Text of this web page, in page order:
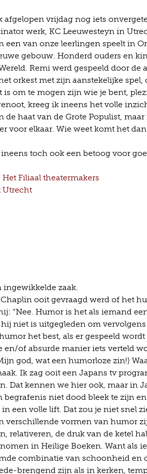
afgelopen vrijdag nog iets
werk, KC Leeuwesteyn in
een van onze leerlingen speelt in
gebouw. Honderd ouders en
Remi werd gespeeld door
orkest met zijn aanstekelijke
is om te mogen zijn wie je bent,
kreeg ik ineens het volle
de haat van de Grote Populist,
voor elkaar. Wie weet komt het
toch ook een betoog voor
Het Filiaal theatermakers
Utrecht
ingewikkelde zaak.
ooit gevraagd werd of het
“Nee. Humor is het als iemand
niet is uitgegleden om vervolgens
het best, als er gespeeld
en/of absurde manier iets verteld
god, wat een humorloze zin!)
Ik zag ooit een Japans tv
Dat kennen we hier ook, maar in
begrafenis niet dood bleek te zijn
een volle lift. Dat zou je niet snel
verschillende vormen van humor
relativeren, de druk van de ketel
in Heilige Boeken. Want als
combinatie van schoonheid en
brengend zijn als in kerken,